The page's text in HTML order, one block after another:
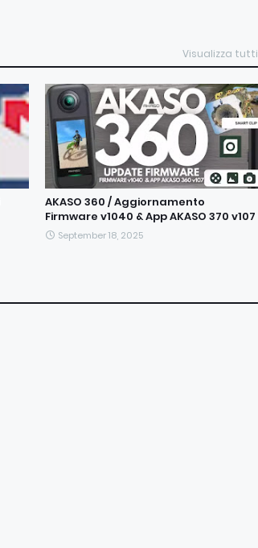
Visualizza tutti
AKASO 360 / Aggiornamento
Firmware v1040 & App AKASO 370 v107
September 18, 2025